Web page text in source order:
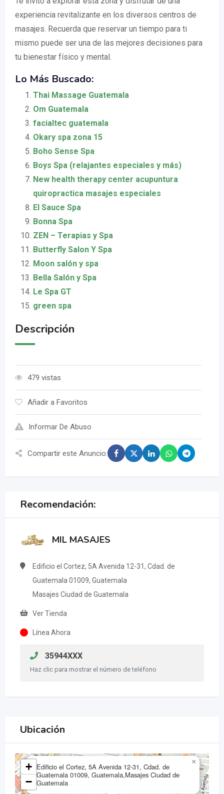
experiencia revitalizante en los diversos centros de
masajes. Recuerda que reservar un tiempo para ti
mismo puede ser una de las mejores decisiones para
tu bienestar físico y mental.
Lo Más Buscado:
Thai Massage Guatemala
Om Guatemala
facialtec guatemala
Okary spa zona 15
Boho Sense Spa
Boys Spa (relajantes especiales y más)
New health therapy center acupuntura
quiropractica masajes especiales
El Sauce Spa
Bonna Spa
ZEN – Terapias y Spa
Butterfly Salon Y Spa
Moon salón y spa
Bella Salón y Spa
Le Spa GT
green spa
Descripción
479 vistas
Añadir a Favoritos
Informar De Abuso
Compartir este Anuncio:
Recomendación:
MIL MASAJES
Edificio el Cortez, 5A Avenida 12-31, Cdad. de
Guatemala 01009, Guatemala
Masajes Ciudad de Guatemala
Ver Tienda
Línea Ahora
35944XXX
Haz clic para mostrar el número de teléfono
Ubicación
Edificio el Cortez, 5A Avenida 12-31, Cdad. de
Guatemala 01009, Guatemala,Masajes Ciudad de
Guatemala
×
+
−